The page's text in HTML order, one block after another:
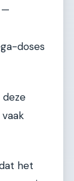
—
doses
het